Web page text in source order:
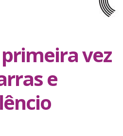
primeira vez
e